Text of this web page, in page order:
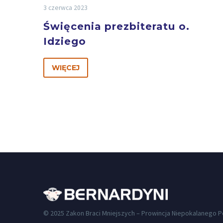
3 czerwca 2023
Święcenia prezbiteratu o.
Idziego
WIĘCEJ
© 2025 Zakon Braci Mniejszych – Prowincja Niepokalanego